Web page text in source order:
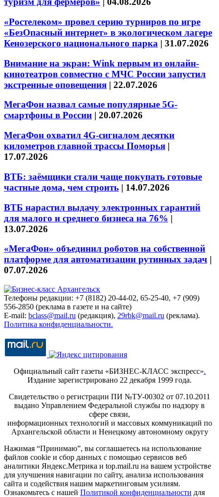
«Ростелеком» провел серию турниров по игре
«БезОпасный интернет» в экологическом лагере
Кенозерского национального парка | 31.07.2026
Внимание на экран: Wink первым из онлайн-
кинотеатров совместно с МЧС России запустил
экстренные оповещения | 22.07.2026
МегаФон назвал самые популярные 5G-
смартфоны в России | 20.07.2026
МегаФон охватил 4G-сигналом десятки
километров главной трассы Поморья |
17.07.2026
ВТБ: заёмщики стали чаще покупать готовые
частные дома, чем строить | 14.07.2026
ВТБ нарастил выдачу электронных гарантий
для малого и среднего бизнеса на 76% |
13.07.2026
«МегаФон» объединил роботов на собственной
платформе для автоматизации рутинных задач |
07.07.2026
Телефоны редакции: +7 (8182) 20-44-02, 65-25-40, +7 (909)
556-2850 (реклама в газете и на сайте)
E-mail: bclass@mail.ru (редакция), 29rbk@mail.ru (реклама).
Политика конфиденциальности.
Официальный сайт газеты «БИЗНЕС-КЛАСС экспресс».
Издание зарегистрировано 22 декабря 1999 года.
Свидетельство о регистрации ПИ №ТУ-00302 от 07.10.2011
выдано Управлением Федеральной службы по надзору в
сфере связи,
информационных технологий и массовых коммуникаций по
Архангельской области и Ненецкому автономному округу
Нажимая “Принимаю”, вы соглашаетесь на использование
файлов cookie и сбор данных с помощью сервисов веб
аналитики Яндекс.Метрика и top.mail.ru на вашем устройстве
для улучшения навигации по сайту, анализа использования
сайта и содействия нашим маркетинговым усилиям.
Ознакомьтесь с нашей Политикой конфиденциальности для